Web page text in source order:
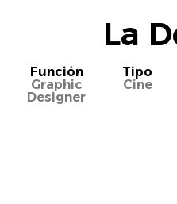
La
Función
Graphic
Designer
Tipo
Cine